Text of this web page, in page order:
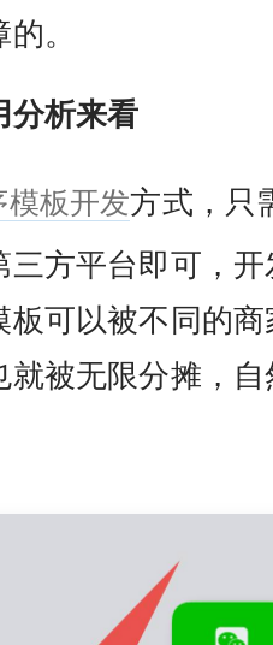
。
分析来看
模板开发方式，只
三方平台即可，
板可以被不同的
就被无限分摊，